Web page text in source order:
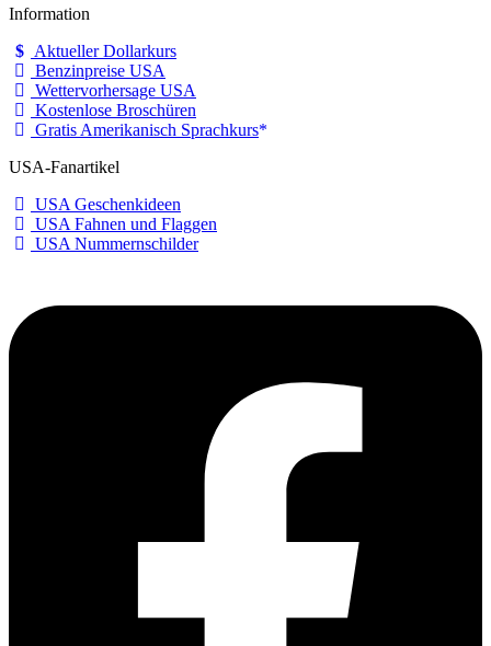
Information
Aktueller Dollarkurs
Benzinpreise USA
Wettervorhersage USA
Kostenlose Broschüren
Gratis Amerikanisch Sprachkurs
USA-Fanartikel
USA Geschenkideen
USA Fahnen und Flaggen
USA Nummernschilder